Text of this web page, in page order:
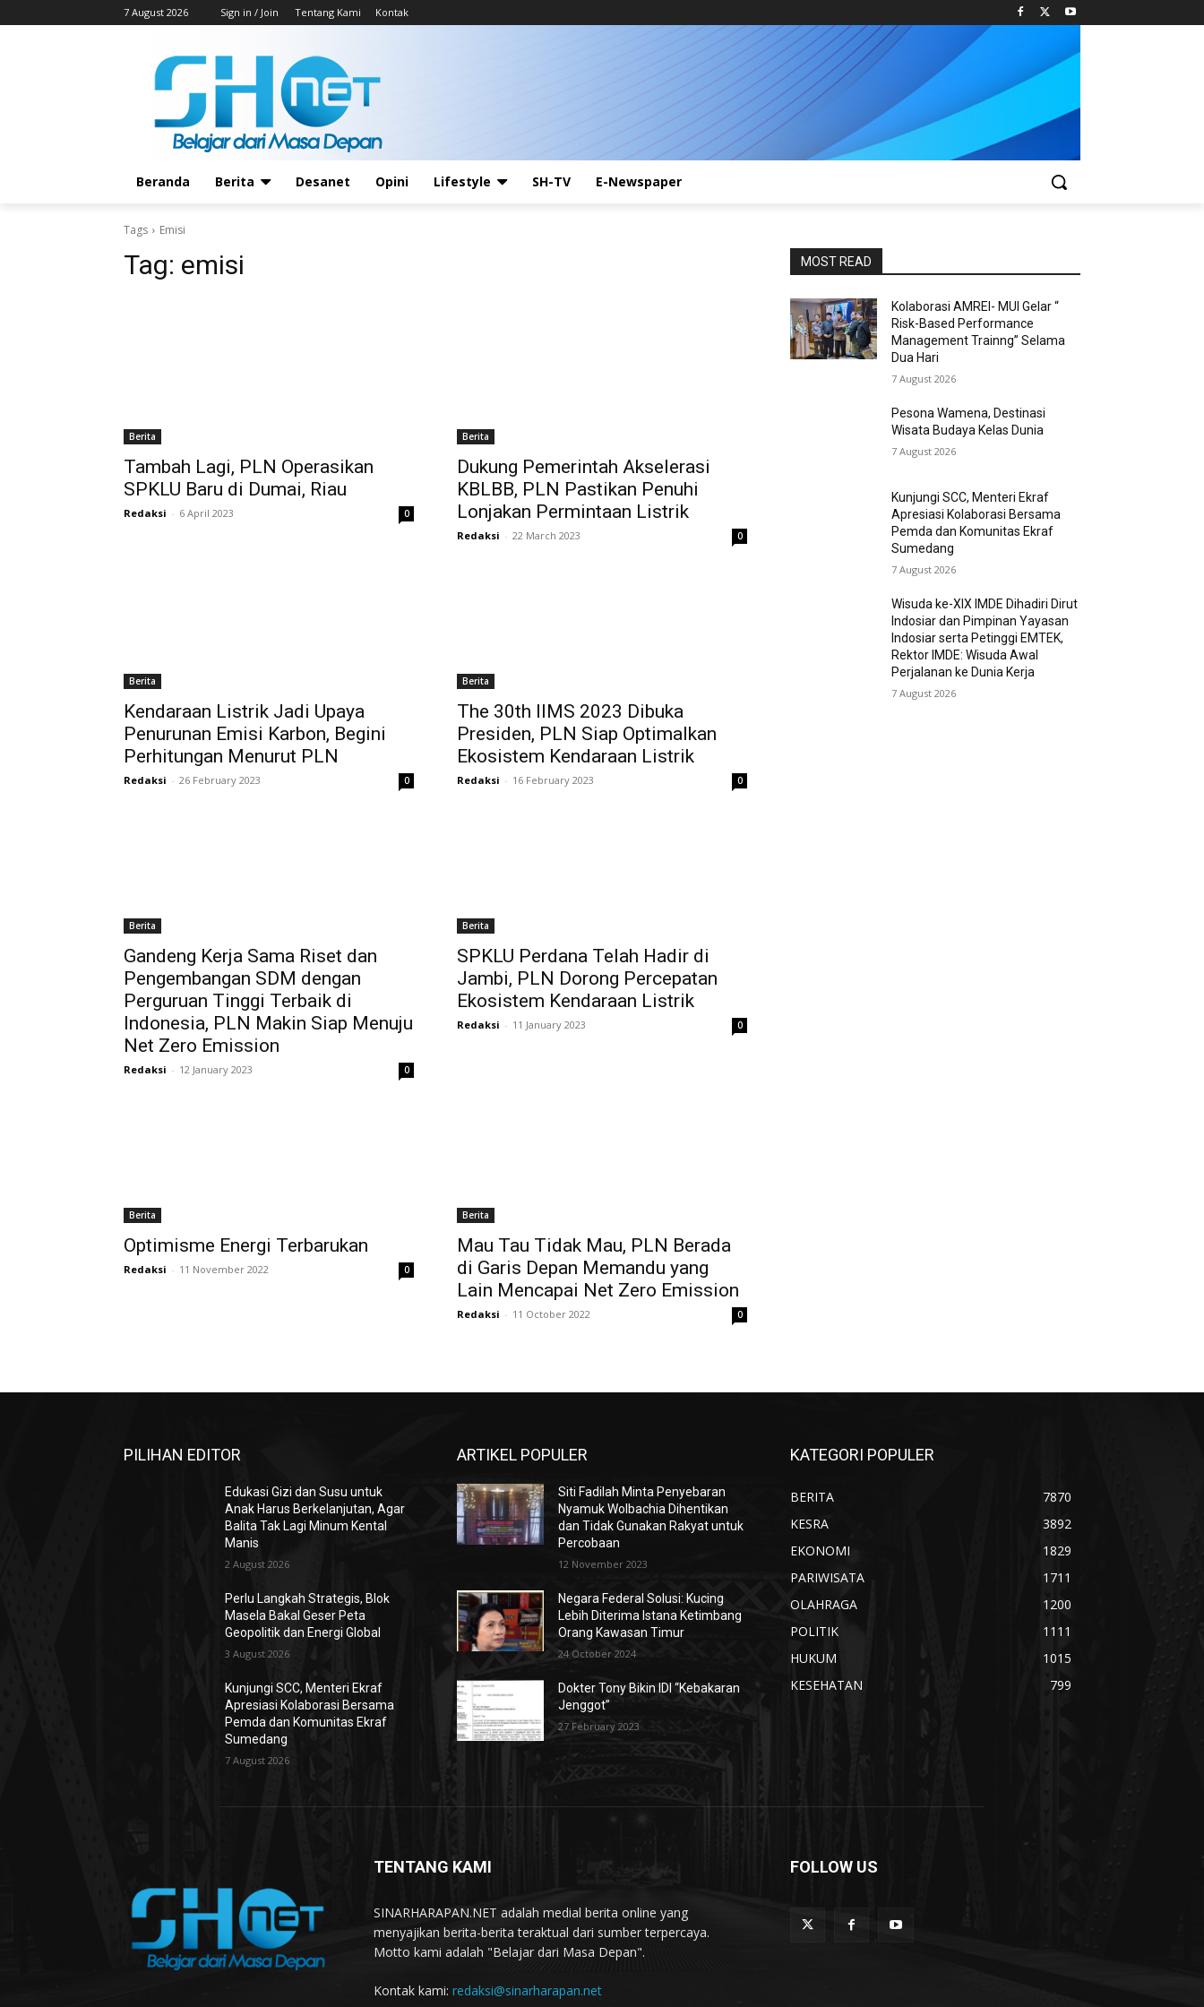
7 August 2026 Sign in / Join Tentang Kami Kontak
Beranda Berita Desanet Opini Lifestyle SH-TV E-Newspaper
Tags Emisi
Tag: emisi
Berita
Tambah Lagi, PLN Operasikan
SPKLU Baru di Dumai, Riau
Redaksi - 6 April 2023 0
Berita
Dukung Pemerintah Akselerasi
KBLBB, PLN Pastikan Penuhi
Lonjakan Permintaan Listrik
Redaksi - 22 March 2023 0
Berita
Kendaraan Listrik Jadi Upaya
Penurunan Emisi Karbon, Begini
Perhitungan Menurut PLN
Redaksi - 26 February 2023 0
Berita
The 30th IIMS 2023 Dibuka
Presiden, PLN Siap Optimalkan
Ekosistem Kendaraan Listrik
Redaksi - 16 February 2023 0
Berita
Gandeng Kerja Sama Riset dan
Pengembangan SDM dengan
Perguruan Tinggi Terbaik di
Indonesia, PLN Makin Siap Menuju
Net Zero Emission
Redaksi - 12 January 2023 0
Berita
SPKLU Perdana Telah Hadir di
Jambi, PLN Dorong Percepatan
Ekosistem Kendaraan Listrik
Redaksi - 11 January 2023 0
Berita
Optimisme Energi Terbarukan
Redaksi - 11 November 2022 0
Berita
Mau Tau Tidak Mau, PLN Berada
di Garis Depan Memandu yang
Lain Mencapai Net Zero Emission
Redaksi - 11 October 2022 0
MOST READ
Kolaborasi AMREI- MUI Gelar “
Risk-Based Performance
Management Trainng” Selama
Dua Hari
7 August 2026
Pesona Wamena, Destinasi
Wisata Budaya Kelas Dunia
7 August 2026
Kunjungi SCC, Menteri Ekraf
Apresiasi Kolaborasi Bersama
Pemda dan Komunitas Ekraf
Sumedang
7 August 2026
Wisuda ke-XIX IMDE Dihadiri Dirut
Indosiar dan Pimpinan Yayasan
Indosiar serta Petinggi EMTEK,
Rektor IMDE: Wisuda Awal
Perjalanan ke Dunia Kerja
7 August 2026
PILIHAN EDITOR
Edukasi Gizi dan Susu untuk
Anak Harus Berkelanjutan, Agar
Balita Tak Lagi Minum Kental
Manis
2 August 2026
Perlu Langkah Strategis, ​Blok
Masela Bakal Geser Peta
Geopolitik dan Energi Global
3 August 2026
Kunjungi SCC, Menteri Ekraf
Apresiasi Kolaborasi Bersama
Pemda dan Komunitas Ekraf
Sumedang
7 August 2026
ARTIKEL POPULER
Siti Fadilah Minta Penyebaran
Nyamuk Wolbachia Dihentikan
dan Tidak Gunakan Rakyat untuk
Percobaan
12 November 2023
Negara Federal Solusi: Kucing
Lebih Diterima Istana Ketimbang
Orang Kawasan Timur
24 October 2024
Dokter Tony Bikin IDI “Kebakaran
Jenggot”
27 February 2023
KATEGORI POPULER
BERITA
7870
KESRA
3892
EKONOMI
1829
PARIWISATA
1711
OLAHRAGA
1200
POLITIK
1111
HUKUM
1015
KESEHATAN
799
TENTANG KAMI
SINARHARAPAN.NET adalah medial berita online yang
menyajikan berita-berita teraktual dari sumber terpercaya.
Motto kami adalah "Belajar dari Masa Depan".
Kontak kami: redaksi@sinarharapan.net
FOLLOW US